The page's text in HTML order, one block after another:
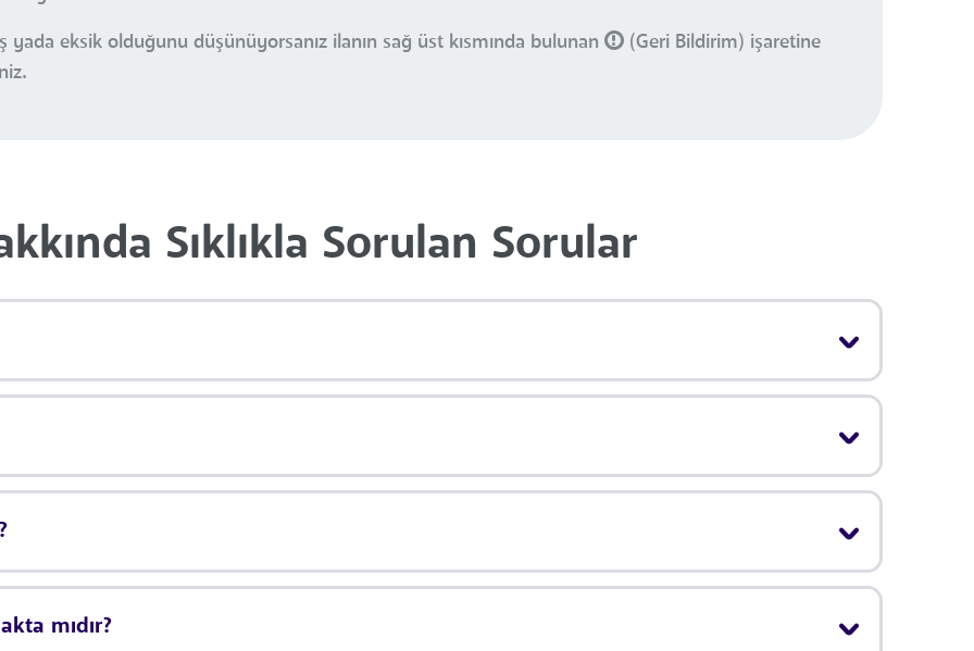
eksik olduğunu düşünüyorsanız ilanın sağ üst kısmında bulunan
(Geri Bildirim) işaretine
Sıklıkla Sorulan Sorular
mıdır?